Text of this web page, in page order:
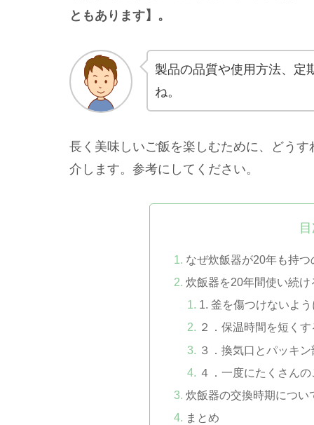
ともあります】。
製品の品質や使用方法、定
ね。
長く美味しいご飯を楽しむために、どう
介します。参考にしてください。
なぜ炊飯器が20年も持
炊飯器を20年間使い続
1. 釜を傷つけないよ
２．保温時間を短くす
３．換気口とパッキ
４．一度にたくさん
炊飯器の交換時期につい
まとめ